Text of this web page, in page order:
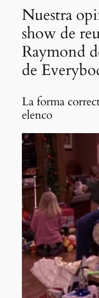
Nuestra
show de
Raymond
de
La forma
elenco